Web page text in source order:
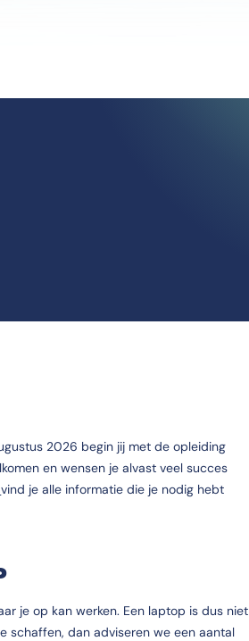
2026 begin jij met de opleiding
en wensen je alvast veel succes
vind je alle informatie die je nodig hebt
je op kan werken. Een laptop is dus niet
schaffen, dan adviseren we een aantal